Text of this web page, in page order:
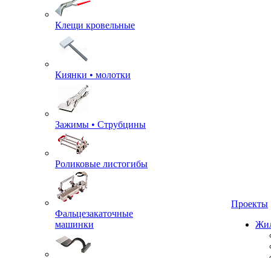
Клещи кровельные
Киянки • молотки
Зажимы • Струбцины
Роликовые листогибы
Фальцезакаточные
машинки
Проекты